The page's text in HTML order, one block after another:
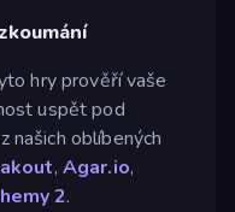
hry prověří vaše
uspět pod
našich oblíbených
, Agar.io,
2.